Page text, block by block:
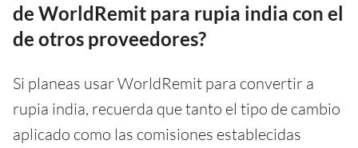
de WorldRemit para rupia india con el
de otros proveedores?
Si planeas usar WorldRemit para convertir a
rupia india, recuerda que tanto el tipo de cambio
aplicado como las comisiones establecidas